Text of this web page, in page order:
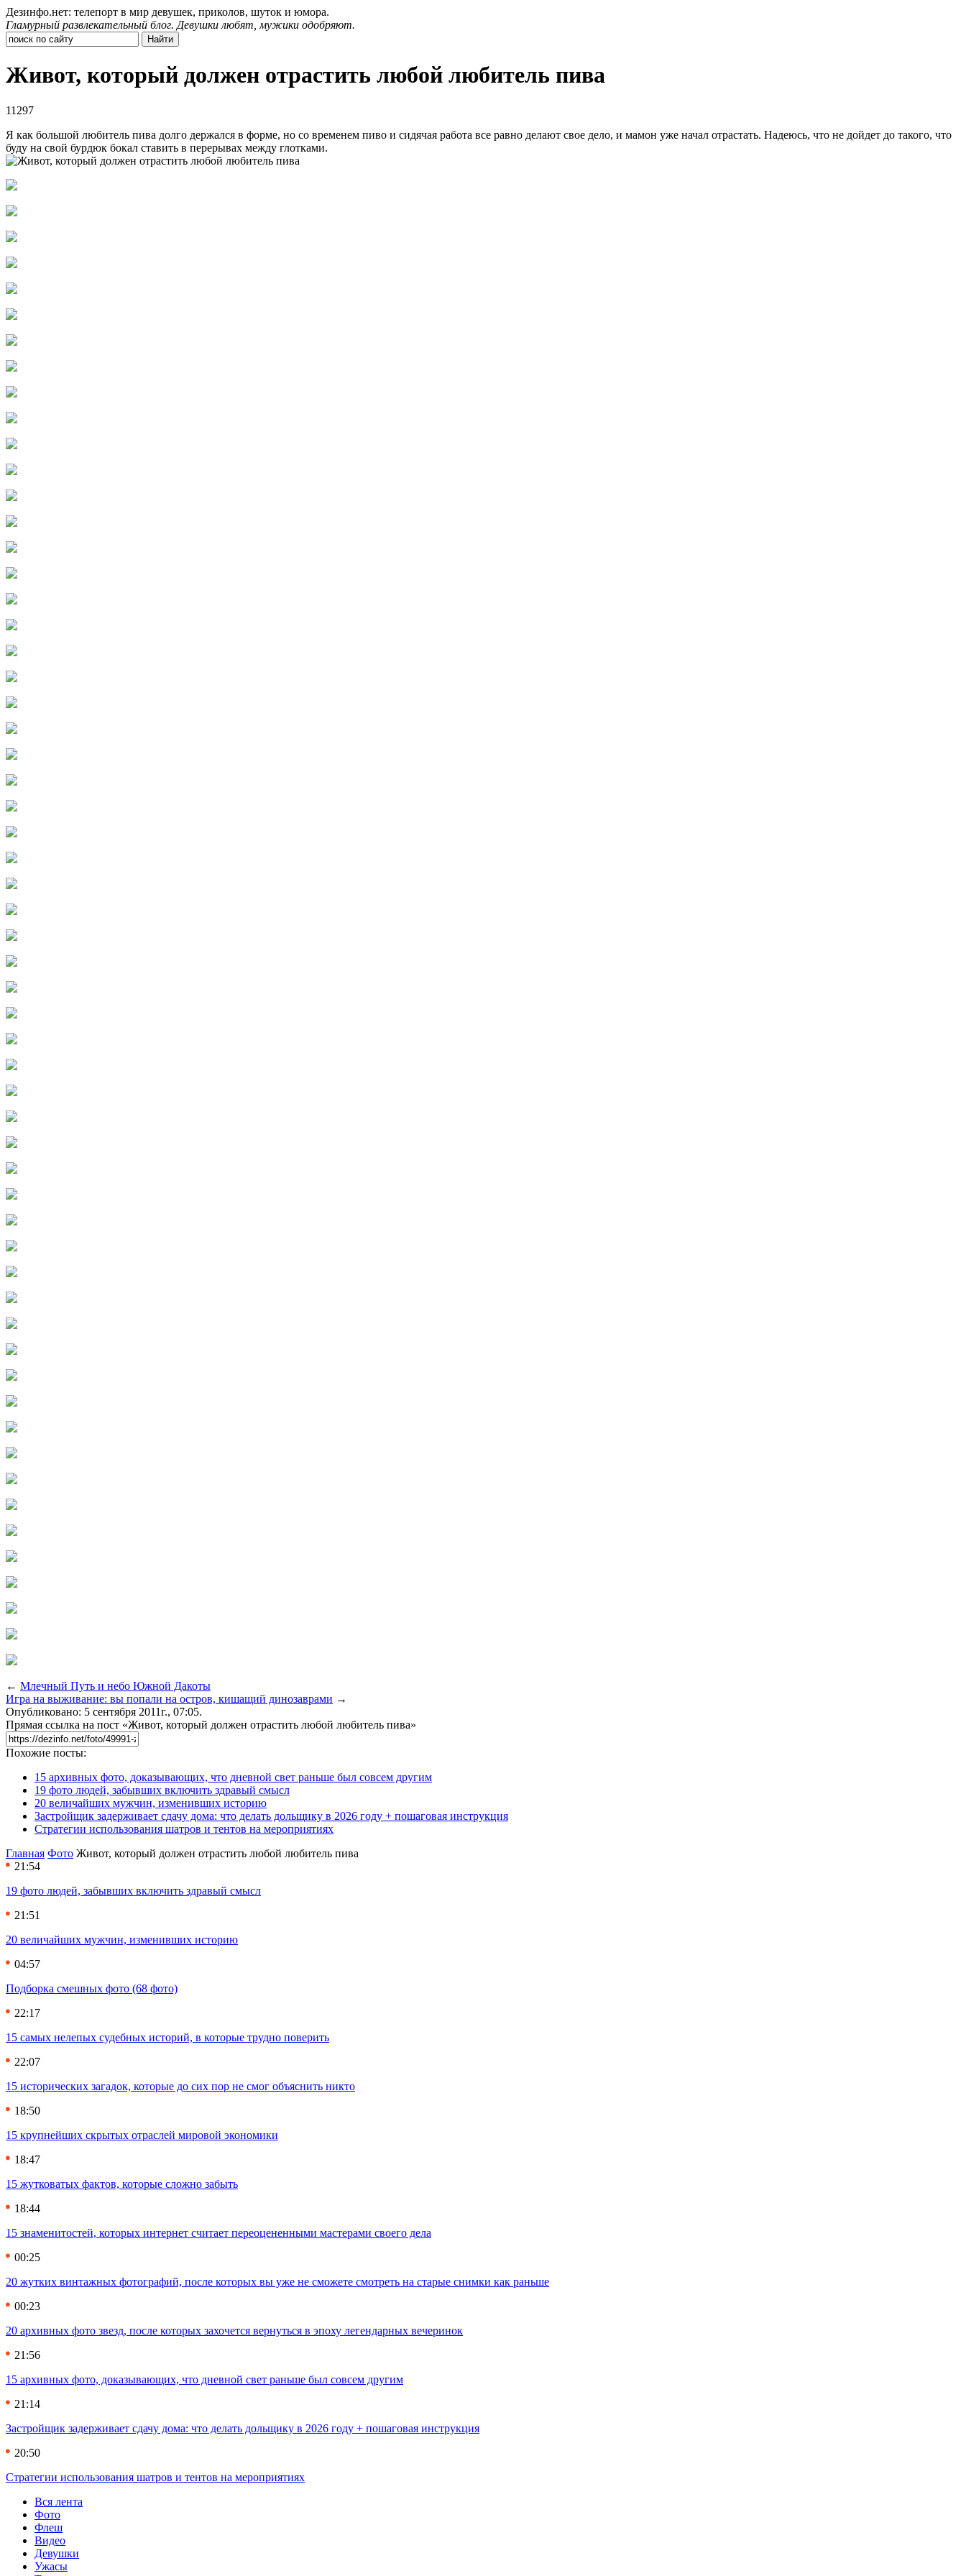
Дезинфо.нет: телепорт в мир девушек, приколов, шуток и юмора.
Гламурный развлекательный блог. Девушки любят, мужики одобряют.
Живот, который должен отрастить любой любитель пива
11297
Я как большой любитель пива долго держался в форме, но со временем пиво и сидячая работа все равно делают свое дело, и мамон уже начал отрастать. Надеюсь, что не дойдет до такого, что
буду на свой бурдюк бокал ставить в перерывах между глотками.
← Млечный Путь и небо Южной Дакоты
Игра на выживание: вы попали на остров, кишащий динозаврами →
Опубликовано: 5 сентября 2011г., 07:05.
Прямая ссылка на пост «Живот, который должен отрастить любой любитель пива»
Похожие посты:
15 архивных фото, доказывающих, что дневной свет раньше был совсем другим
19 фото людей, забывших включить здравый смысл
20 величайших мужчин, изменивших историю
Застройщик задерживает сдачу дома: что делать дольщику в 2026 году + пошаговая инструкция
Стратегии использования шатров и тентов на мероприятиях
Главная Фото Живот, который должен отрастить любой любитель пива
21:54
19 фото людей, забывших включить здравый смысл
21:51
20 величайших мужчин, изменивших историю
04:57
Подборка смешных фото (68 фото)
22:17
15 самых нелепых судебных историй, в которые трудно поверить
22:07
15 исторических загадок, которые до сих пор не смог объяснить никто
18:50
15 крупнейших скрытых отраслей мировой экономики
18:47
15 жутковатых фактов, которые сложно забыть
18:44
15 знаменитостей, которых интернет считает переоцененными мастерами своего дела
00:25
20 жутких винтажных фотографий, после которых вы уже не сможете смотреть на старые снимки как раньше
00:23
20 архивных фото звезд, после которых захочется вернуться в эпоху легендарных вечеринок
21:56
15 архивных фото, доказывающих, что дневной свет раньше был совсем другим
21:14
Застройщик задерживает сдачу дома: что делать дольщику в 2026 году + пошаговая инструкция
20:50
Стратегии использования шатров и тентов на мероприятиях
Вся лента
Фото
Флеш
Видео
Девушки
Ужасы